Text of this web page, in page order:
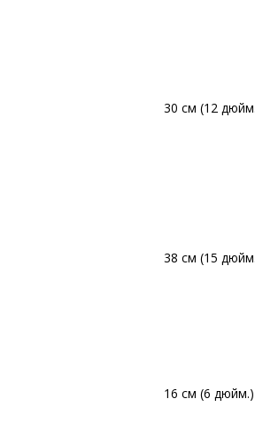
30 см (12
38 см (15
16 см (6